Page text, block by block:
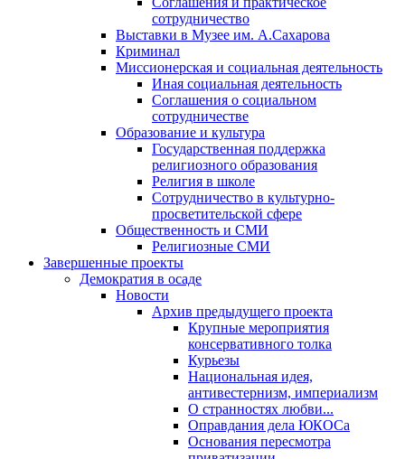
сотрудничество
Выставки в Музее им. А.Сахарова
Криминал
Миссионерская и социальная деятельность
Иная социальная деятельность
Соглашения о социальном
сотрудничестве
Образование и культура
Государственная поддержка
религиозного образования
Религия в школе
Сотрудничество в культурно-
просветительской сфере
Общественность и СМИ
Религиозные СМИ
Завершенные проекты
Демократия в осаде
Новости
Архив предыдущего проекта
Крупные мероприятия
консервативного толка
Курьезы
Национальная идея,
антивестернизм, империализм
О странностях любви...
Оправдания дела ЮКОСа
Основания пересмотра